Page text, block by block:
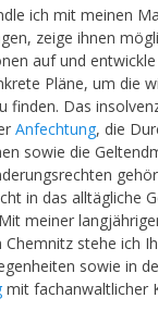
ich mit meinen
zeige ihnen
auf und
Pläne, um die
finden. Das
Anfechtung, die
sowie die
in das alltägliche
meiner
Chemnitz stehe ich
sowie in
mit fachanwaltlicher